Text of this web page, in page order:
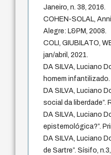
Janeiro, n. 38, 2016.
COHEN-SOLAL,
Alegre: L&PM, 2008.
COLI, GIUBILATO,
jan/abril, 2021.
DA SILVA, Luciano
homem
DA SILVA, Luciano
social da liberdade”.
DA SILVA, Luciano
epistemológica?”.
DA SILVA, Luciano
de Sartre”. Sísifo,